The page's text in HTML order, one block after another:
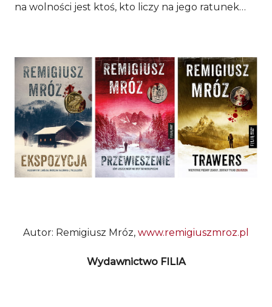
na wolności jest ktoś, kto liczy na jego ratunek…
Autor: Remigiusz Mróz, www.remigiuszmroz.pl
Wydawnictwo FILIA